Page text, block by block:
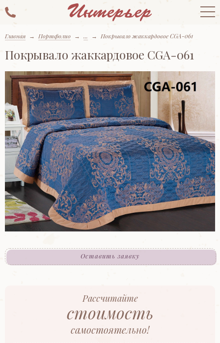
Главная → Портфолио → ... → Покрывало жаккардовое CGA-061
Покрывало жаккардовое CGA-061
Оставить заявку
Рассчитайте
стоимость
самостоятельно!